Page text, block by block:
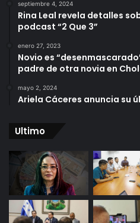
septiembre 4, 2024
Rina Leal revela detalles
podcast “2 Que 3”
enero 27, 2023
Novio es
padre de otra novia en
mayo 2, 2024
Ariela Cáceres anuncia su
Ultimo